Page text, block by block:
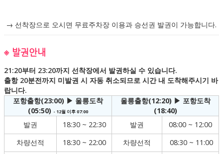
→ 선착장으로 오시면 무료주차장 이용과 승선권 발권이 가능합니다.
※ 발권안내
21:20부터 23:20까지 선착장에서 발권하실 수 있습니다.
출항 20분전까지 미발권 시 자동 취소되므로 시간 내 도착해주시기 바
랍니다.
포항출항(23:00) ▶ 울릉도착
(05:50) - 12월 이후 07:00
울릉출항(12:20) ▶ 포항도착
(18:40)
발권
18:30 ~ 22:30 발권
08:00 ~ 12:00
차량선적
18:30 ~ 22:00 차량선적
08:30 ~ 11:00